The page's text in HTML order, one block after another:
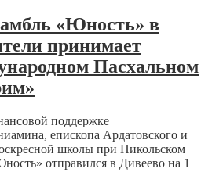
«Юность» в
принимает
Пасхальном
поддержке
епископа Ардатовского и
школы при Никольском
отправился в Дивеево на 1